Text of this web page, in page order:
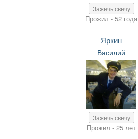
Зажечь свечу
Прожил - 52 года
Яркин
Василий
Зажечь свечу
Прожил - 25 лет